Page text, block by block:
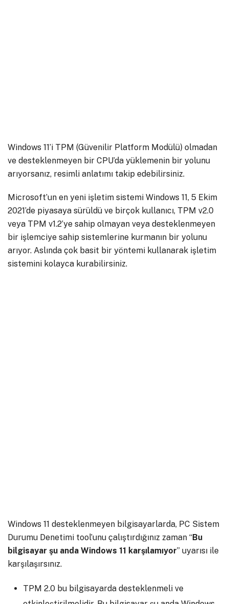
Windows 11’i TPM (Güvenilir Platform Modülü) olmadan
ve desteklenmeyen bir CPU’da yüklemenin bir yolunu
arıyorsanız, resimli anlatımı takip edebilirsiniz.
Microsoft’un en yeni işletim sistemi Windows 11, 5 Ekim
2021’de piyasaya sürüldü ve birçok kullanıcı, TPM v2.0
veya TPM v1.2’ye sahip olmayan veya desteklenmeyen
bir işlemciye sahip sistemlerine kurmanın bir yolunu
arıyor. Aslında çok basit bir yöntemi kullanarak işletim
sistemini kolayca kurabilirsiniz.
Windows 11 desteklenmeyen bilgisayarlarda, PC Sistem
Durumu Denetimi tool’unu çalıştırdığınız zaman “Bu
bilgisayar şu anda Windows 11 karşılamıyor” uyarısı ile
karşılaşırsınız.
TPM 2.0 bu bilgisayarda desteklenmeli ve